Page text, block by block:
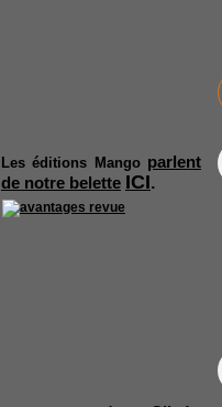
Leséditions Mango parlent
de notre belette ICI.